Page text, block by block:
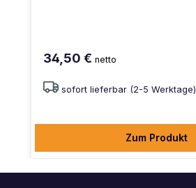
34,50 € netto
sofort lieferbar (2-5 Werktage)
Zum Produkt